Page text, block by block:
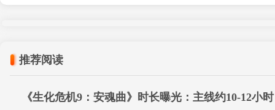
推荐阅读
《生化危机9：安魂曲》时长曝光：主线约10-12小